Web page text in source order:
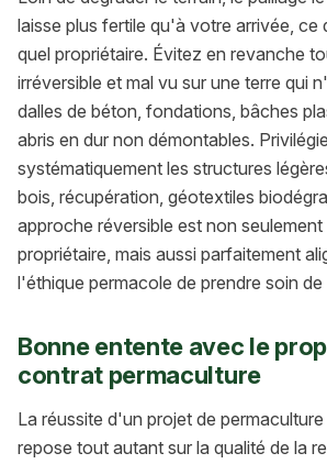
laisse plus fertile qu'à votre arrivée, ce
quel propriétaire. Évitez en revanche
irréversible et mal vu sur une terre qui
dalles de béton, fondations, bâches
abris en dur non démontables.
systématiquement les structures
bois, récupération, géotextiles
approche réversible est non
propriétaire, mais aussi parfaitement
l'éthique permacole de prendre soin de
Bonne entente avec le
contrat permaculture
La réussite d'un projet de
repose tout autant sur la qualité de la